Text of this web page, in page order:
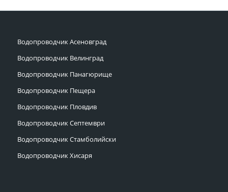
Водопроводчик Асеновград
Водопроводчик Велинград
Водопроводчик Панагюрище
Водопроводчик Пещера
Водопроводчик Пловдив
Водопроводчик Септември
Водопроводчик Стамболийски
Водопроводчик Хисаря